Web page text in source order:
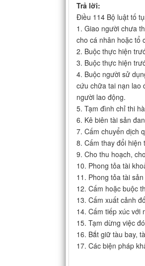
Trả lời:
Điều 114 Bộ luật tố
1. Giao người chưa
cho cá nhân hoặc tổ
2. Buộc thực hiện
3. Buộc thực hiện
4. Buộc người sử
cứu chữa tai nạn lao
người lao động.
5. Tạm đình chỉ thi
6. Kê biên tài sản
7. Cấm chuyển dịch
8. Cấm thay đổi hiện
9. Cho thu hoạch,
10. Phong tỏa tài
11. Phong tỏa tài
12. Cấm hoặc buộc
13. Cấm xuất cảnh
14. Cấm tiếp xúc với
15. Tạm dừng việc
16. Bắt giữ tàu bay,
17. Các biện pháp